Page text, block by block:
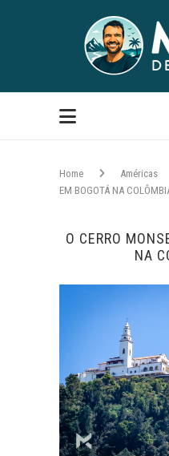
Home Américas
EM BOGOTÁ NA
O CERRO
NA